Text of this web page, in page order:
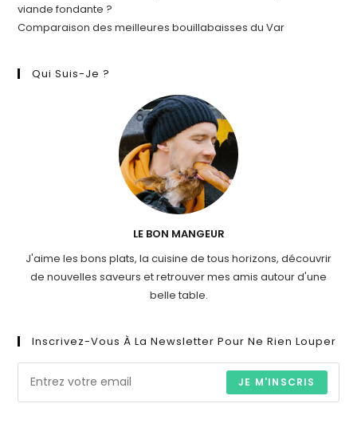
viande fondante ?
Comparaison des meilleures bouillabaisses du Var
Qui Suis-Je ?
LE BON MANGEUR
J'aime les bons plats, la cuisine de tous horizons, découvrir
de nouvelles saveurs et retrouver mes amis autour d'une
belle table.
Inscrivez-Vous À La Newsletter Pour Ne Rien Louper
JE M'INSCRIS